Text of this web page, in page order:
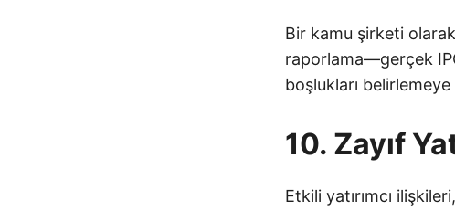
Bir kamu şirketi
raporlama—gerçek
boşlukları belirlemeye
10. Zayıf
Etkili yatırımcı